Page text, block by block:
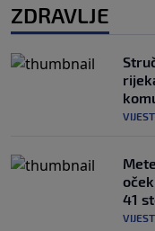
ZDRAVLJE
41